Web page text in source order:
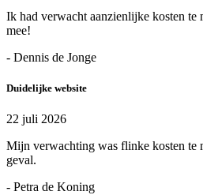
Ik had verwacht aanzienlijke kosten
mee!
- Dennis de Jonge
Duidelijke website
22 juli 2026
Mijn verwachting was flinke kosten te
geval.
- Petra de Koning